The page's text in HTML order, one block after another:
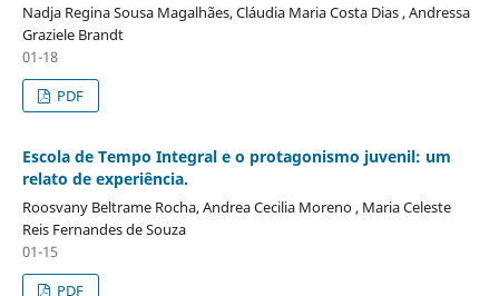
Nadja Regina Sousa Magalhães, Cláudia Maria Costa Dias , Andressa
Graziele Brandt
01-18
PDF
Escola de Tempo Integral e o protagonismo juvenil: um
relato de experiência.
Roosvany Beltrame Rocha, Andrea Cecilia Moreno , Maria Celeste
Reis Fernandes de Souza
01-15
PDF